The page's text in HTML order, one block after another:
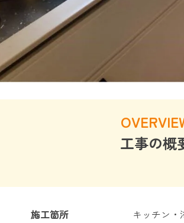
工事の概
施工箇所 キッチン・